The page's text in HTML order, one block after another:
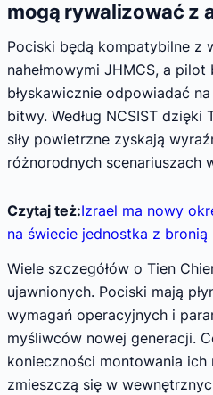
mogą rywalizować z
Pociski będą kompatybilne z
nahełmowymi JHMCS, a pilot
błyskawicznie odpowiadać
bitwy. Według NCSIST dzięki
siły powietrzne zyskają
różnorodnych scenariuszach
Czytaj też:Izrael ma nowy
na świecie jednostka z bronią
Wiele szczegółów o Tien
ujawnionych. Pociski mają
wymagań operacyjnych i
myśliwców nowej generacji.
konieczności montowania ich
zmieszczą się w